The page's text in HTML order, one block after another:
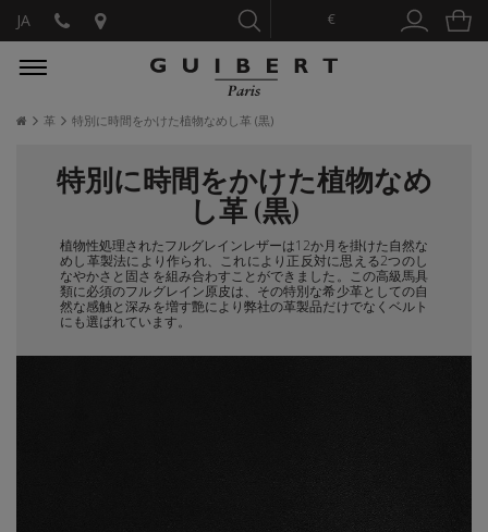
€
JA
革 特別に時間をかけた植物なめし革 (黒)
特別に時間をかけた植物なめ
し革 (黒)
植物性処理されたフルグレインレザーは12か月を掛けた自然な
めし革製法により作られ、これにより正反対に思える2つのし
なやかさと固さを組み合わすことができました。この高級馬具
類に必須のフルグレイン原皮は、その特別な希少革としての自
然な感触と深みを増す艶により弊社の革製品だけでなくベルト
にも選ばれています。